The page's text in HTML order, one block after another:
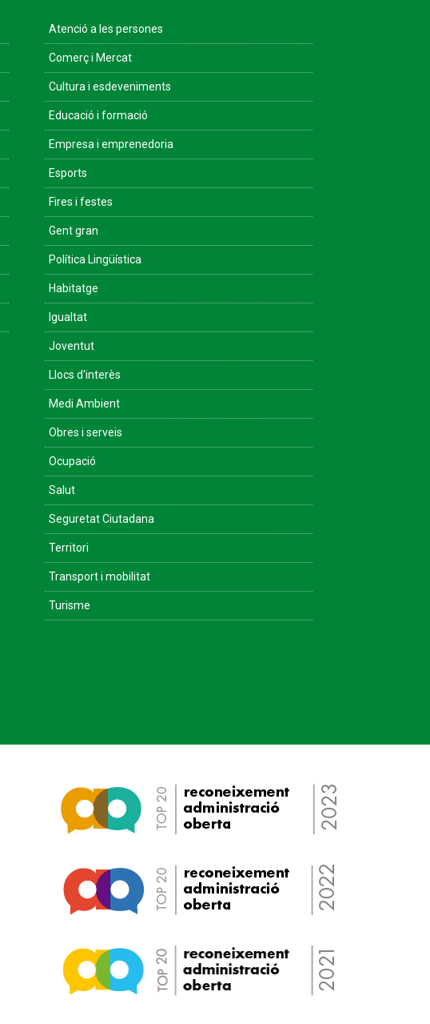
Atenció a les persones
Comerç i Mercat
Cultura i esdeveniments
Educació i formació
Empresa i emprenedoria
Esports
Fires i festes
Gent gran
Política Lingüística
Habitatge
Igualtat
Joventut
Llocs d'interès
Medi Ambient
Obres i serveis
Ocupació
Salut
Seguretat Ciutadana
Territori
Transport i mobilitat
Turisme